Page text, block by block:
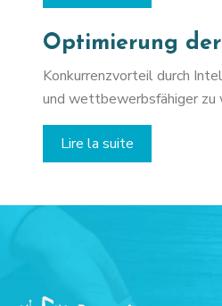
Optimierung
Konkurrenzvorteil durch
und wettbewerbsfähiger zu
Lire la suite